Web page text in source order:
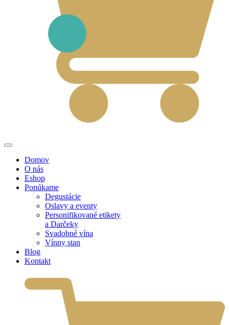
Domov
O nás
Eshop
Ponúkame
Degustácie
Oslavy a eventy
Personifikované etikety
a Darčeky
Svadobné vína
Vínny stan
Blog
Kontakt